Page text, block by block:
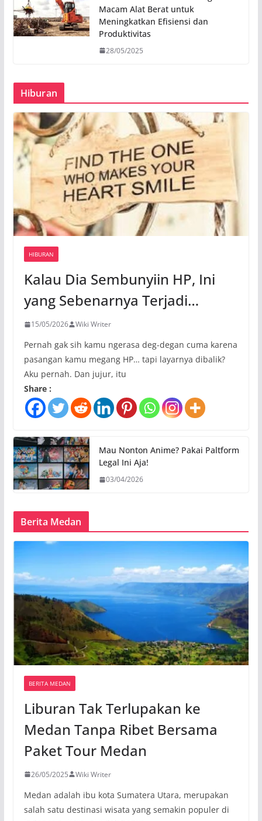
Macam Alat Berat untuk
Meningkatkan Efisiensi dan
Produktivitas
28/05/2025
Hiburan
HIBURAN
Kalau Dia Sembunyiin HP, Ini
yang Sebenarnya Terjadi…
15/05/2026 Wiki Writer
Pernah gak sih kamu ngerasa deg-degan cuma karena
pasangan kamu megang HP… tapi layarnya dibalik?
Aku pernah. Dan jujur, itu
Share :
Mau Nonton Anime? Pakai Paltform
Legal Ini Aja!
03/04/2026
Berita Medan
BERITA MEDAN
Liburan Tak Terlupakan ke
Medan Tanpa Ribet Bersama
Paket Tour Medan
26/05/2025 Wiki Writer
Medan adalah ibu kota Sumatera Utara, merupakan
salah satu destinasi wisata yang semakin populer di